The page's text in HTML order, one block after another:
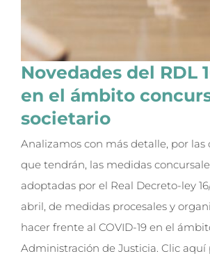
Novedades del RDL
en el ámbito
societario
Analizamos con más detalle, por las
que tendrán, las medidas
adoptadas por el Real Decreto-ley
abril, de medidas procesales y
hacer frente al COVID-19 en el
Administración de Justicia. Clic aquí